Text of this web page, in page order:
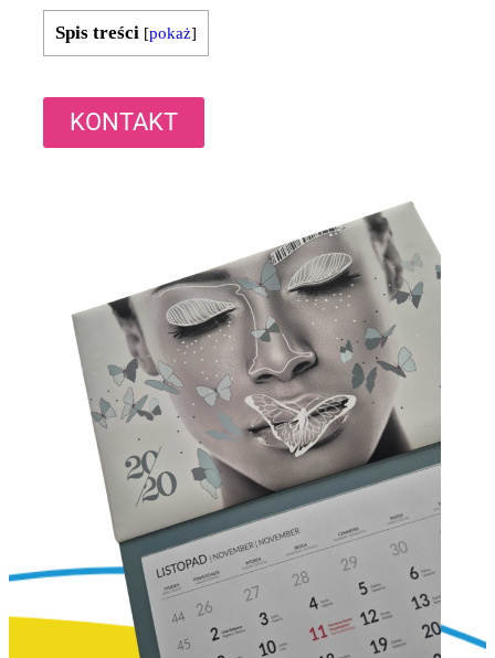
Spis treści [pokaż]
KONTAKT